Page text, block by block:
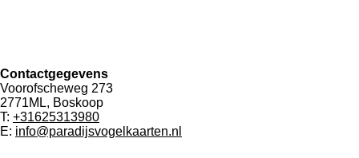
Contactgegevens
Voorofscheweg 273
2771ML, Boskoop
T: +31625313980
E: info@paradijsvogelkaarten.nl